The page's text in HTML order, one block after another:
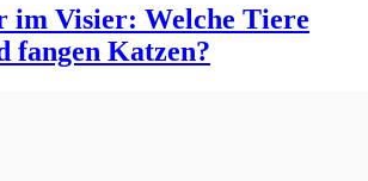
im Visier: Welche Tiere
fangen Katzen?